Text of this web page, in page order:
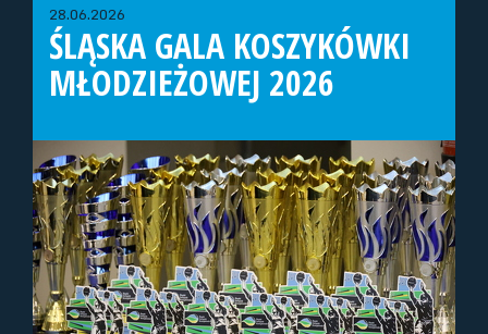
28.06.2026
ŚLĄSKA GALA KOSZYKÓWKI
MŁODZIEŻOWEJ 2026